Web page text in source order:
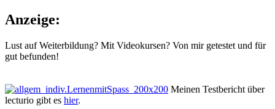
Anzeige:
Lust auf Weiterbildung? Mit Videokursen? Von mir getestet und für
gut befunden!
Meinen Testbericht über
lecturio gibt es hier.